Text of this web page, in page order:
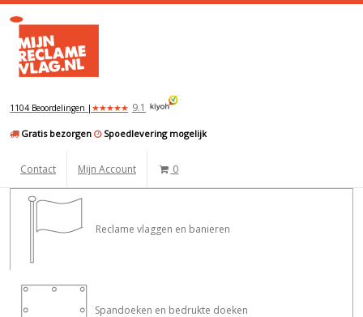
1104 Beoordelingen | ★★★★★ 9.1
Gratis bezorgen Spoedlevering mogelijk
Contact Mijn Account 0
Reclame vlaggen en banieren
Spandoeken en bedrukte doeken